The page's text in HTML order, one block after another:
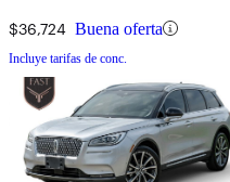
$36,724 Buena oferta
Incluye tarifas de conc.